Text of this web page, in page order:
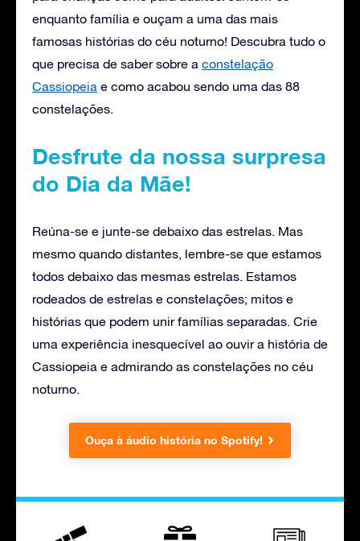
enquanto família e ouçam a uma das mais
famosas histórias do céu noturno! Descubra tudo o
que precisa de saber sobre a constelação
Cassiopeia e como acabou sendo uma das 88
constelações.
Desfrute da nossa surpresa
do Dia da Mãe!
Reúna-se e junte-se debaixo das estrelas. Mas
mesmo quando distantes, lembre-se que estamos
todos debaixo das mesmas estrelas. Estamos
rodeados de estrelas e constelações; mitos e
histórias que podem unir famílias separadas. Crie
uma experiência inesquecível ao ouvir a história de
Cassiopeia e admirando as constelações no céu
noturno.
Ouça à áudio história no Spotify!